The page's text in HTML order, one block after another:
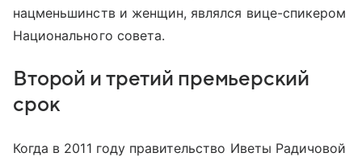
нацменьшинств и женщин, являлся вице-спикером
Национального совета.
Второй и третий премьерский
срок
Когда в 2011 году правительство Иветы Радичовой